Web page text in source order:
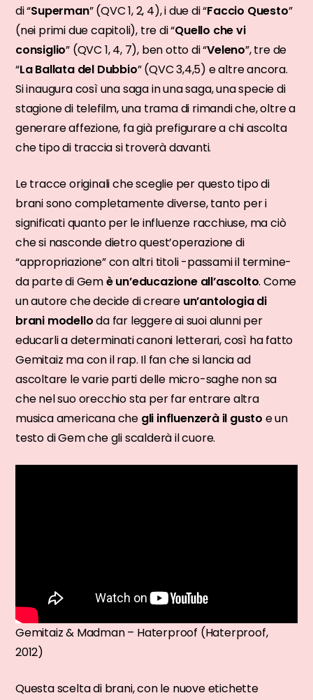
di “Superman” (QVC 1, 2, 4), i due di “Faccio Questo”
(nei primi due capitoli), tre di “Quello che vi
consiglio” (QVC 1, 4, 7), ben otto di “Veleno”, tre de
“La Ballata del Dubbio” (QVC 3,4,5) e altre ancora.
Si inaugura così una saga in una saga, una specie di
stagione di telefilm, una trama di rimandi che, oltre a
generare affezione, fa già prefigurare a chi ascolta
che tipo di traccia si troverà davanti.
Le tracce originali che sceglie per questo tipo di
brani sono completamente diverse, tanto per i
significati quanto per le influenze racchiuse, ma ciò
che si nasconde dietro quest’operazione di
“appropriazione” con altri titoli -passami il termine-
da parte di Gemè un’educazione all’ascolto. Come
un autore che decide di creare un’antologia di
brani modelloda far leggere ai suoi alunni per
educarli a determinati canoni letterari, così ha fatto
Gemitaiz ma con il rap. Il fan che si lancia ad
ascoltare le varie parti delle micro-saghe non sa
che nel suo orecchio sta per far entrare altra
musica americana che gli influenzerà il gusto e un
testo di Gem che gli scalderà il cuore.
Gemitaiz & Madman – Haterproof (Haterproof,
2012)
Questa scelta di brani, con le nuove etichette